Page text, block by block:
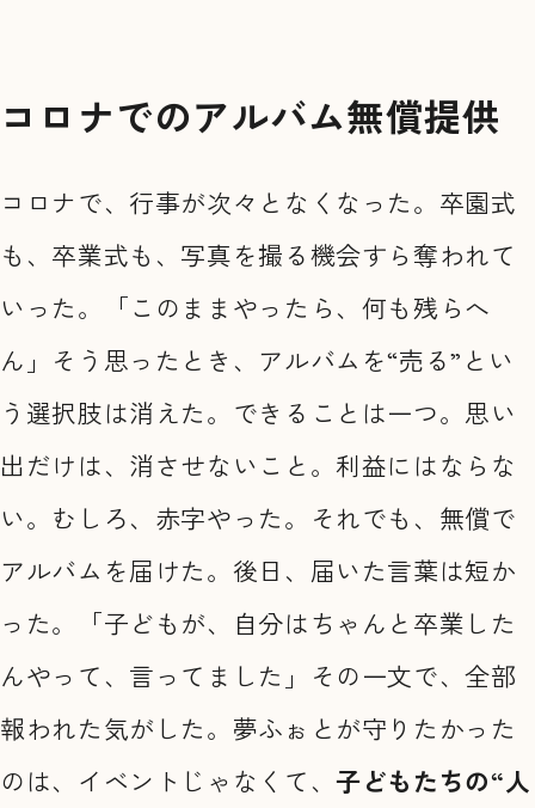
コロナでのアルバム無償提供
コロナで、行事が次々となくなった。卒園式
も、卒業式も、写真を撮る機会すら奪われて
いった。「このままやったら、何も残らへ
ん」そう思ったとき、アルバムを“売る”とい
う選択肢は消えた。できることは一つ。思い
出だけは、消させないこと。利益にはならな
い。むしろ、赤字やった。それでも、無償で
アルバムを届けた。後日、届いた言葉は短か
った。「子どもが、自分はちゃんと卒業した
んやって、言ってました」その一文で、全部
報われた気がした。夢ふぉとが守りたかった
のは、イベントじゃなくて、子どもたちの“人